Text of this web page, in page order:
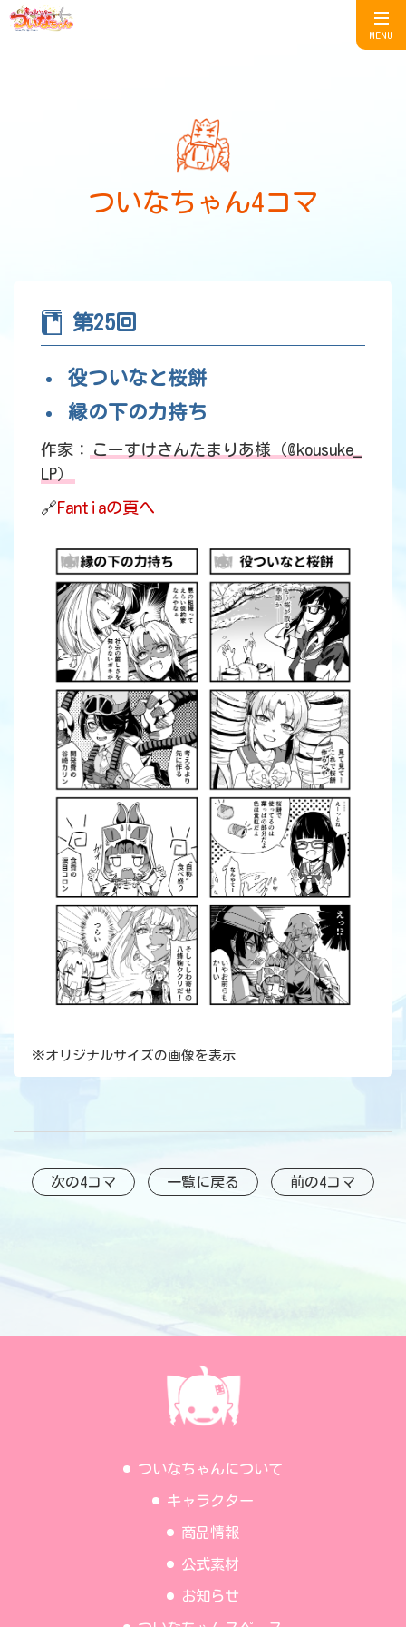
MENU
ついなちゃん4コマ
第25回
役ついなと桜餅
縁の下の力持ち
作家：
こーすけさんたまりあ様（@kousuke_
LP）
🔗Fantiaの頁へ
※オリジナルサイズの画像を表示
前の4コマ
次の4コマ 一覧に戻る
ついなちゃんについて
キャラクター
商品情報
公式素材
お知らせ